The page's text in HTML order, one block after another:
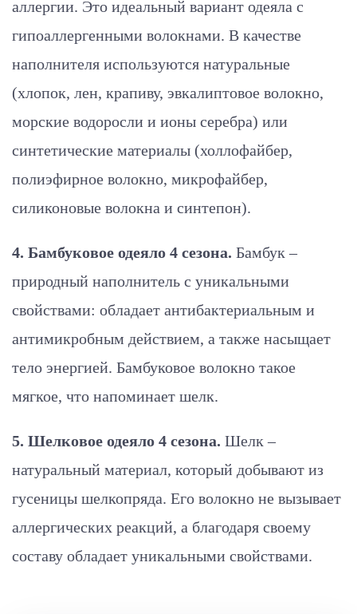
аллергии. Это идеальный вариант одеяла с
гипоаллергенными волокнами. В качестве
наполнителя используются натуральные
(хлопок, лен, крапиву, эвкалиптовое волокно,
морские водоросли и ионы серебра) или
синтетические материалы (холлофайбер,
полиэфирное волокно, микрофайбер,
силиконовые волокна и синтепон).
4. Бамбуковое одеяло 4 сезона. Бамбук –
природный наполнитель с уникальными
свойствами: обладает антибактериальным и
антимикробным действием, а также насыщает
тело энергией. Бамбуковое волокно такое
мягкое, что напоминает шелк.
5. Шелковое одеяло 4 сезона. Шелк –
натуральный материал, который добывают из
гусеницы шелкопряда. Его волокно не вызывает
аллергических реакций, а благодаря своему
составу обладает уникальными свойствами.